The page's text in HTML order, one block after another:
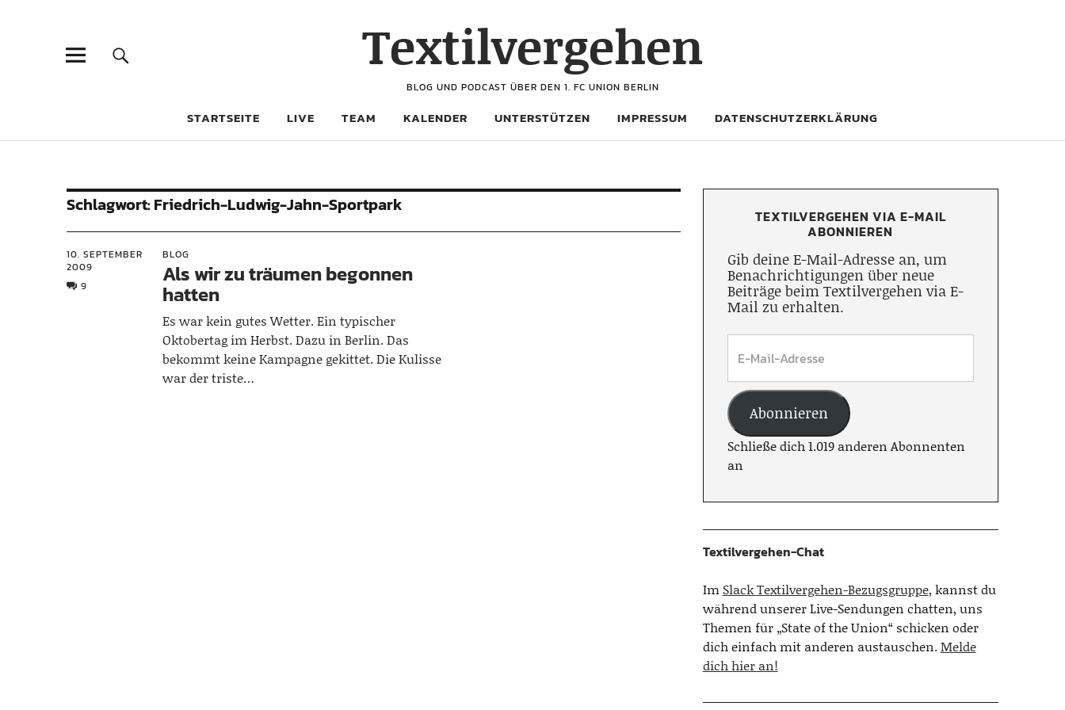
Textilvergehen
BLOG UND PODCAST ÜBER DEN 1. FC UNION BERLIN
STARTSEITE LIVE TEAM KALENDER UNTERSTÜTZEN IMPRESSUM DATENSCHUTZERKLÄRUNG
Schlagwort:Friedrich-Ludwig-Jahn-Sportpark
10. SEPTEMBER
2009
9
BLOG
Als wir zu träumen begonnen
hatten
Es war kein gutes Wetter. Ein typischer
Oktobertag im Herbst. Dazu in Berlin. Das
bekommt keine Kampagne gekittet. Die Kulisse
war der triste…
TEXTILVERGEHEN VIA E-MAIL
ABONNIEREN
Gib deine E-Mail-Adresse an, um
Benachrichtigungen über neue
Beiträge beim Textilvergehen via E-
Mail zu erhalten.
Abonnieren
Schließe dich 1.019 anderen Abonnenten
an
Textilvergehen-Chat
Im Slack Textilvergehen-Bezugsgruppe, kannst du
während unserer Live-Sendungen chatten, uns
Themen für „State of the Union“ schicken oder
dich einfach mit anderen austauschen.Melde
dich hier an!